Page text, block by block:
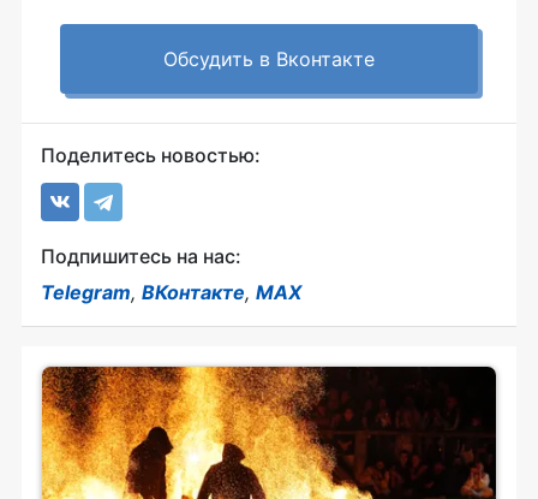
Обсудить в Вконтакте
Поделитесь новостью:
Подпишитесь на нас:
Telegram, ВКонтакте, MAX